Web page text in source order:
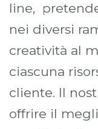
line,
nei diversi
creatività al
ciascuna
cliente. Il
offrire il